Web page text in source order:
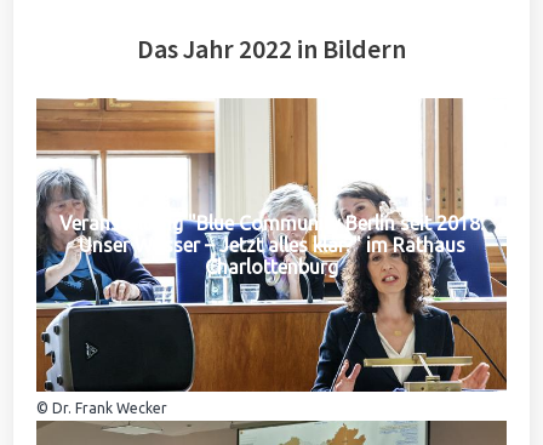
Das Jahr 2022 in Bildern
Veranstaltung "Blue Community Berlin seit 2018:
Unser Wasser – Jetzt alles klar?" im Rathaus
Charlottenburg
© Dr. Frank Wecker